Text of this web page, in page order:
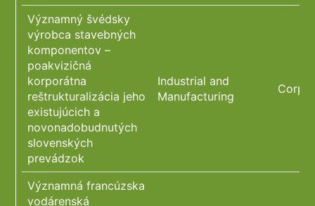
Významný švédsky
výrobca stavebných
komponentov –
poakvizičná
korporátna
reštrukturalizácia jeho
existujúcich a
novonadobudnutých
slovenských
prevádzok
Industrial and
Manufacturing
Významná francúzska
vodárenská